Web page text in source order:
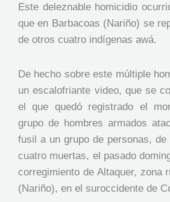
Este deleznable homicidio
que en Barbacoas (Nariño) se
de otros cuatro indígenas awá.
De hecho sobre este múltiple
un escalofriante video, que se
el que quedó registrado el
grupo de hombres armados
fusil a un grupo de personas,
cuatro muertas, el pasado
corregimiento de Altaquer, zona
(Nariño), en el suroccidente de